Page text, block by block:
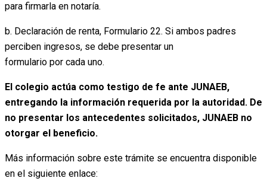
para firmarla en notaría.
b. Declaración de renta, Formulario 22. Si ambos padres
perciben ingresos, se debe presentar un
formulario por cada uno.
El colegio actúa como testigo de fe ante JUNAEB,
entregando la información requerida por la autoridad. De
no presentar los antecedentes solicitados, JUNAEB no
otorgar el beneficio.
Más información sobre este trámite se encuentra disponible
en el siguiente enlace: